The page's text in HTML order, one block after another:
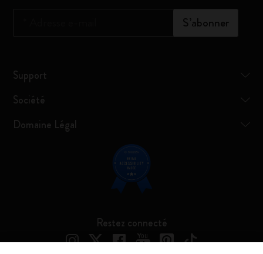
S’abonner
Support
Société
Domaine Légal
Restez connecté